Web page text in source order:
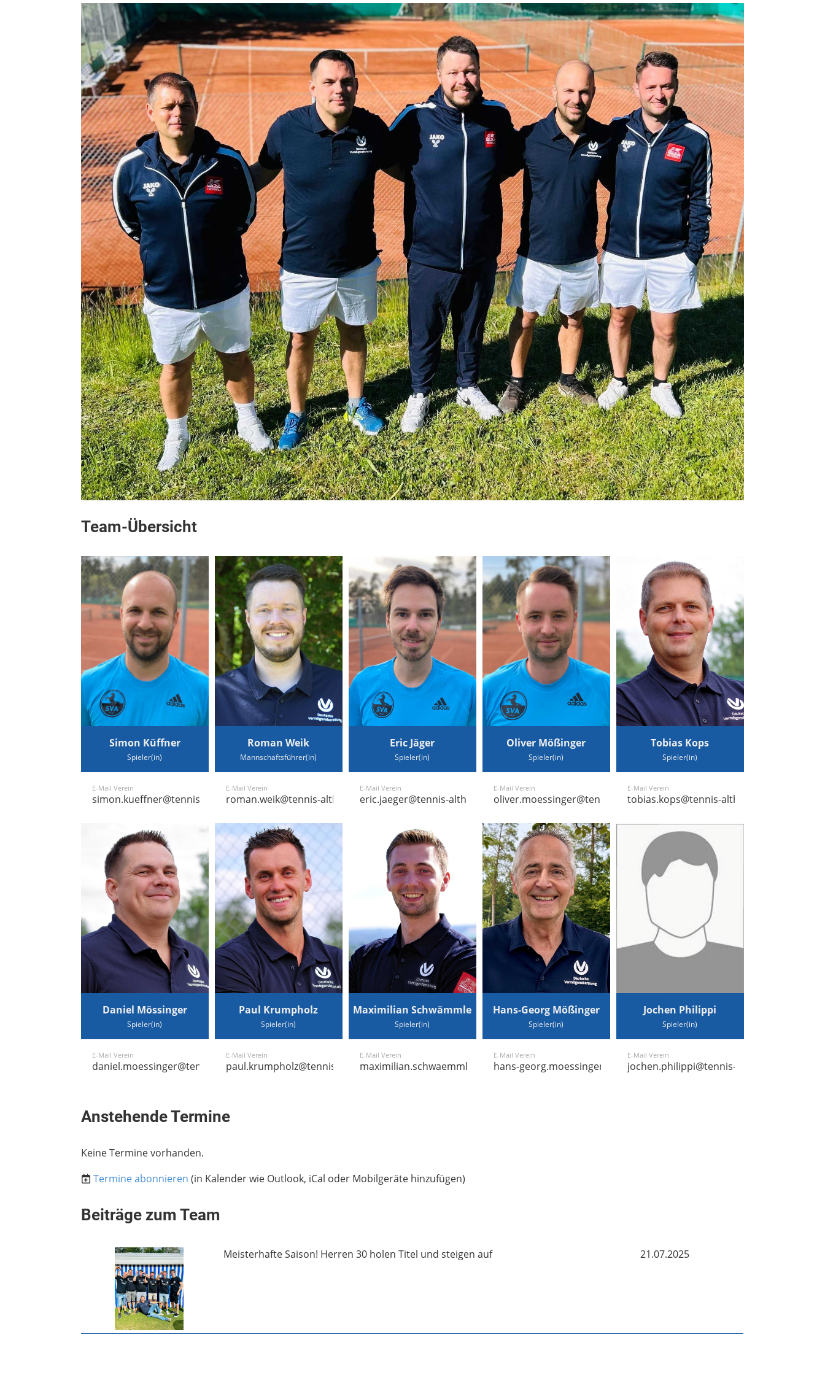
Team-Übersicht
Simon Küffner
Spieler(in)
E-Mail Verein
simon.kueffner@tennis-althengstett.de
Roman Weik
Mannschaftsführer(in)
E-Mail Verein
roman.weik@tennis-althengstett.de
Eric Jäger
Spieler(in)
E-Mail Verein
eric.jaeger@tennis-althengstett.de
Oliver Mößinger
Spieler(in)
E-Mail Verein
oliver.moessinger@tennis-althengstett.de
Tobias Kops
Spieler(in)
E-Mail Verein
tobias.kops@tennis-althengstett.de
Daniel Mössinger
Spieler(in)
E-Mail Verein
daniel.moessinger@tennis-althengstett.de
Paul Krumpholz
Spieler(in)
E-Mail Verein
paul.krumpholz@tennis-althengstett.de
Maximilian Schwämmle
Spieler(in)
E-Mail Verein
maximilian.schwaemmle@tennis-althengstett.de
Hans-Georg Mößinger
Spieler(in)
E-Mail Verein
hans-georg.moessinger@tennis-althengstett.de
Jochen Philippi
Spieler(in)
E-Mail Verein
jochen.philippi@tennis-althengstett.de
Anstehende Termine
Keine Termine vorhanden.
Termine abonnieren (in Kalender wie Outlook, iCal oder Mobilgeräte hinzufügen)
Beiträge zum Team
Meisterhafte Saison! Herren 30 holen Titel und steigen auf 21.07.2025